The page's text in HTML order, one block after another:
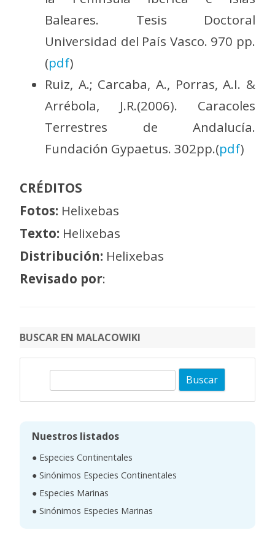
Baleares. Tesis Doctoral
Universidad del País Vasco. 970 pp.
(pdf)
Ruiz, A.; Carcaba, A., Porras, A.I. &
Arrébola, J.R.(2006). Caracoles
Terrestres de Andalucía.
Fundación Gypaetus. 302pp.(pdf)
CRÉDITOS
Fotos: Helixebas
Texto: Helixebas
Distribución: Helixebas
Revisado por:
BUSCAR EN MALACOWIKI
Nuestros listados
● Especies Continentales
● Sinónimos Especies Continentales
● Especies Marinas
● Sinónimos Especies Marinas